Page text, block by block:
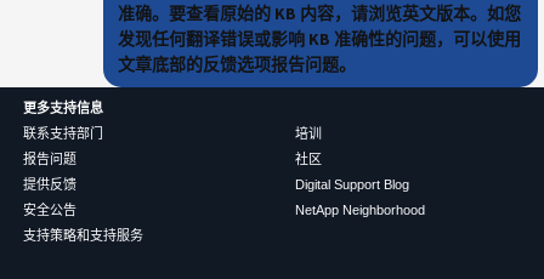
准确。要查看原始的 KB 内容，请浏览英文版本。如您
发现任何翻译错误或影响 KB 准确性的问题，可以使用
文章底部的反馈选项报告问题。
更多支持信息
联系支持部门
报告问题
提供反馈
安全公告
支持策略和支持服务
培训
社区
Digital Support Blog
NetApp Neighborhood